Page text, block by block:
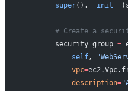
        super
(). __init__
# Create a
        security_group
=
            self
,
            vpc
=
            description
=